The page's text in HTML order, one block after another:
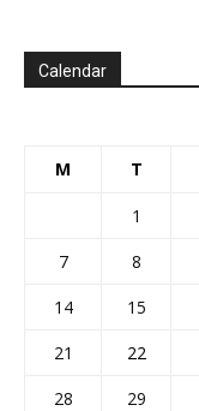
Calendar
M T
1
7
8
14
15
21
22
28
29